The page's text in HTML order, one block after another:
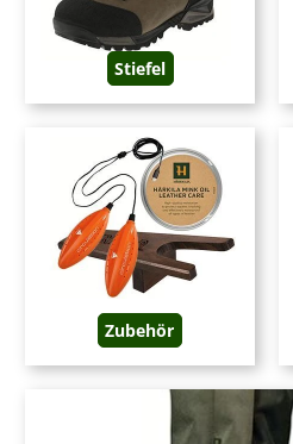
Anforderungen an einen
Gute Jagdschuhe präsentieren sich durch
Sicherheit im Gelände. Denn selbst die
oder einengt. Daher sollten Schuhe für die
Voraussetzungen erfüllen
Funktionalität
Bequemlichkeit und Tragekomfort
Wetterfestigkeit
Robustheit
Mit Ihren Jagdschuhen oder Leder
durchs Revier oder Klettern über Wurzeln
auftreten können. Sie müssen auch
keine Druckstellen verursacht und Ihre
einmal mehrere Stunden lang mit kalten,
Funktionalität bei Jagdschuhen
Stiefel
Zubehör